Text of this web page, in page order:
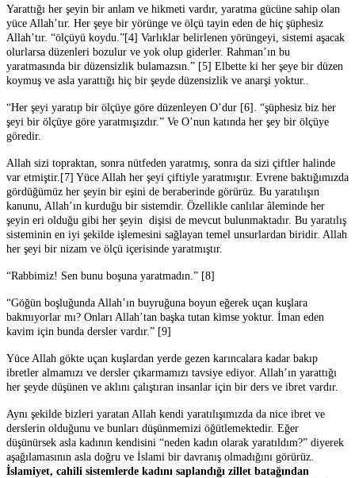
Yarattığı her şeyin bir anlam ve hikmeti vardır, yaratma gücüne sahip olan
yüce Allah’tır. Her şeye bir yörünge ve ölçü tayin eden de hiç şüphesiz
Allah’tır. “ölçüyü koydu.”[4] Varlıklar belirlenen yörüngeyi, sistemi aşacak
olurlarsa düzenleri bozulur ve yok olup giderler. Rahman’ın bu
yaratmasında bir düzensizlik bulamazsın.” [5] Elbette ki her şeye bir düzen
koymuş ve asla yarattığı hiç bir şeyde düzensizlik ve anarşi yoktur..
“Her şeyi yaratıp bir ölçüye göre düzenleyen O’dur [6]
. “şüphesiz biz her
şeyi bir ölçüye göre yaratmışızdır.” Ve O’nun katında her şey bir ölçüye
göredir.
Allah sizi topraktan, sonra nütfeden yaratmış, sonra da sizi çiftler halinde
var etmiştir.[7] Yüce Allah her şeyi çiftiyle yaratmıştır. Evrene baktığımızda
gördüğümüz her şeyin bir eşini de beraberinde görürüz. Bu yaratılışın
kanunu, Allah’ın kurduğu bir sistemdir. Özellikle canlılar âleminde her
şeyin eri olduğu gibi her şeyin dişisi de mevcut bulunmaktadır. Bu yaratılış
sisteminin en iyi şekilde işlemesini sağlayan temel unsurlardan biridir. Allah
her şeyi bir nizam ve ölçü içerisinde yaratmıştır.
“Rabbimiz! Sen bunu boşuna yaratmadın.” [8]
“Göğün boşluğunda Allah’ın buyruğuna boyun eğerek uçan kuşlara
bakmıyorlar mı? Onları Allah’tan başka tutan kimse yoktur. İman eden
kavim için bunda dersler vardır.” [9]
Yüce Allah gökte uçan kuşlardan yerde gezen karıncalara kadar bakıp
ibretler almamızı ve dersler çıkarmamızı tavsiye ediyor. Allah’ın yarattığı
her şeyde düşünen ve aklını çalıştıran insanlar için bir ders ve ibret vardır.
Aynı şekilde bizleri yaratan Allah kendi yaratılışımızda da nice ibret ve
derslerin olduğunu ve bunları düşünmemizi öğütlemektedir. Eğer
düşünürsek asla kadının kendisini “neden kadın olarak yaratıldım?” diyerek
aşağılamasının asla doğru ve İslami bir davranış olmadığını görürüz.
İslamiyet, cahili sistemlerde kadını saplandığı zillet batağından